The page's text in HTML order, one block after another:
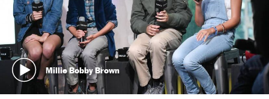
Millie Bobby Brown